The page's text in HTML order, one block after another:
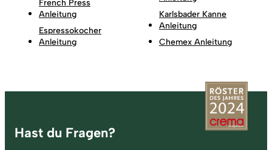
French Press
Anleitung
Espressokocher
Anleitung
Karlsbader Kanne
Anleitung
Chemex Anleitung
Fußzeile
Hast du Fragen?